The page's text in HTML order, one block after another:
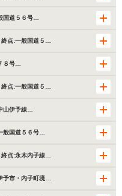
国道５６号…
終点:一般国道５…
８号…
終点:一般国道５…
山伊予線…
般国道５６号…
終点:永木内子線…
予市・内子町境…